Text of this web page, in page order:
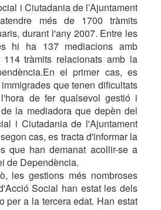
i Ciutadania de l’Ajuntament
més de 1700 tràmits
durant l'any 2007. Entre les
hi ha 137 mediacions amb
tràmits relacionats amb la
el primer cas, es
que tenen dificultats
de fer qualsevol gestió i
la mediadora que depèn del
i Ciutadania de l'Ajuntament
cas, es tracta d'informar la
que han demanat acollir-se a
de Dependència.
les gestions més nombroses
Social han estat les dels
per a la tercera edat. Han estat